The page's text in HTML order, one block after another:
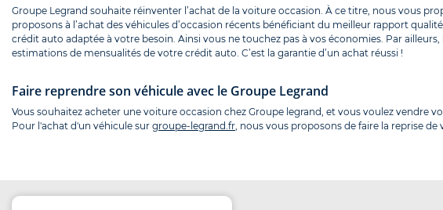
Groupe Legrand souhaite réinventer l’achat de la voiture occasion. À ce titre, nous vous
proposons à l’achat des véhicules d’occasion récents bénéficiant du meilleur rapport
crédit auto adaptée à votre besoin. Ainsi vous ne touchez pas à vos économies. Par
estimations de mensualités de votre crédit auto. C’est la garantie d’un achat réussi !
Faire reprendre son véhicule avec le Groupe Legrand
Vous souhaitez acheter une voiture occasion chez Groupe legrand, et vous voulez
Pour l'achat d'un véhicule sur groupe-legrand.fr, nous vous proposons de faire la reprise